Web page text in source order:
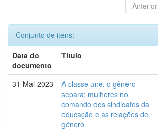
Anterior
Conjunto de itens:
Data do
documento
Título
31-Mai-2023
A classe une, o gênero
separa: mulheres no
comando dos sindicatos da
educação e as relações de
gênero